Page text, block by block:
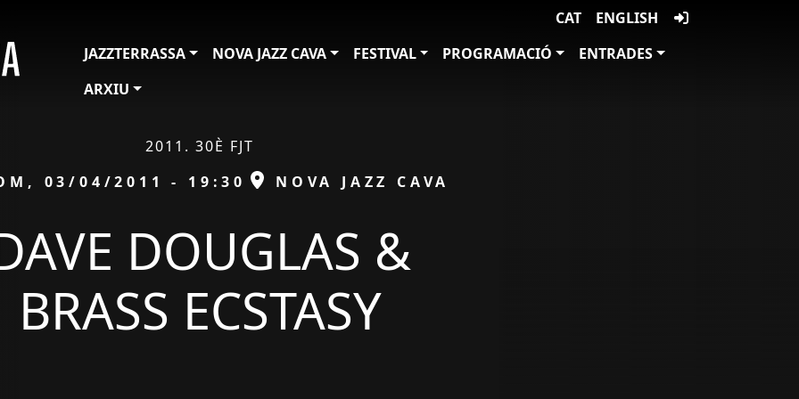
CAT
ENGLISH
JAZZTERRASSA
NOVA JAZZ CAVA FESTIVAL PROGRAMACIÓ
ENTRADES
ARXIU
2011. 30È FJT
03/04/2011 - 19:30 ESPAI
NOVA JAZZ CAVA
DOUGLAS &
BRASS ECSTASY